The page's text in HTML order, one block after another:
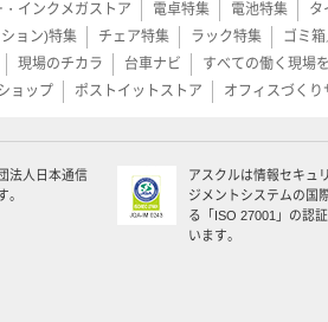
・インクメガストア 電卓特集 電池特集
タ
ョン)特集
チェア特集 ラック特集
ゴミ
現場のチカラ 台車ナビ
すべての働く現場
ョップ
ポストイットストア オフィスづくり
法人日本通信
。
アスクルは情報セキュ
ジメントシステムの国
る「ISO 27001」の認
います。